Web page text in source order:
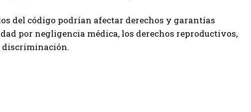
del código podrían afectar derechos y garantías
por negligencia médica, los derechos reproductivos,
discriminación.